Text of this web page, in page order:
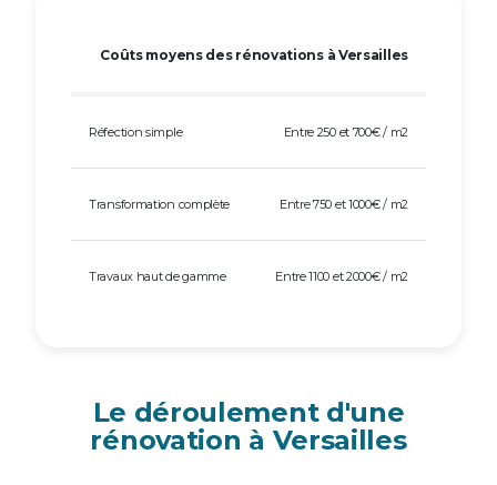
Coûts moyens des rénovations à Versailles
Réfection simple Entre 250 et 700€ / m2
Transformation complète Entre 750 et 1000€ / m2
Travaux haut de gamme Entre 1100 et 2000€ / m2
Le déroulement d'une
rénovation à Versailles